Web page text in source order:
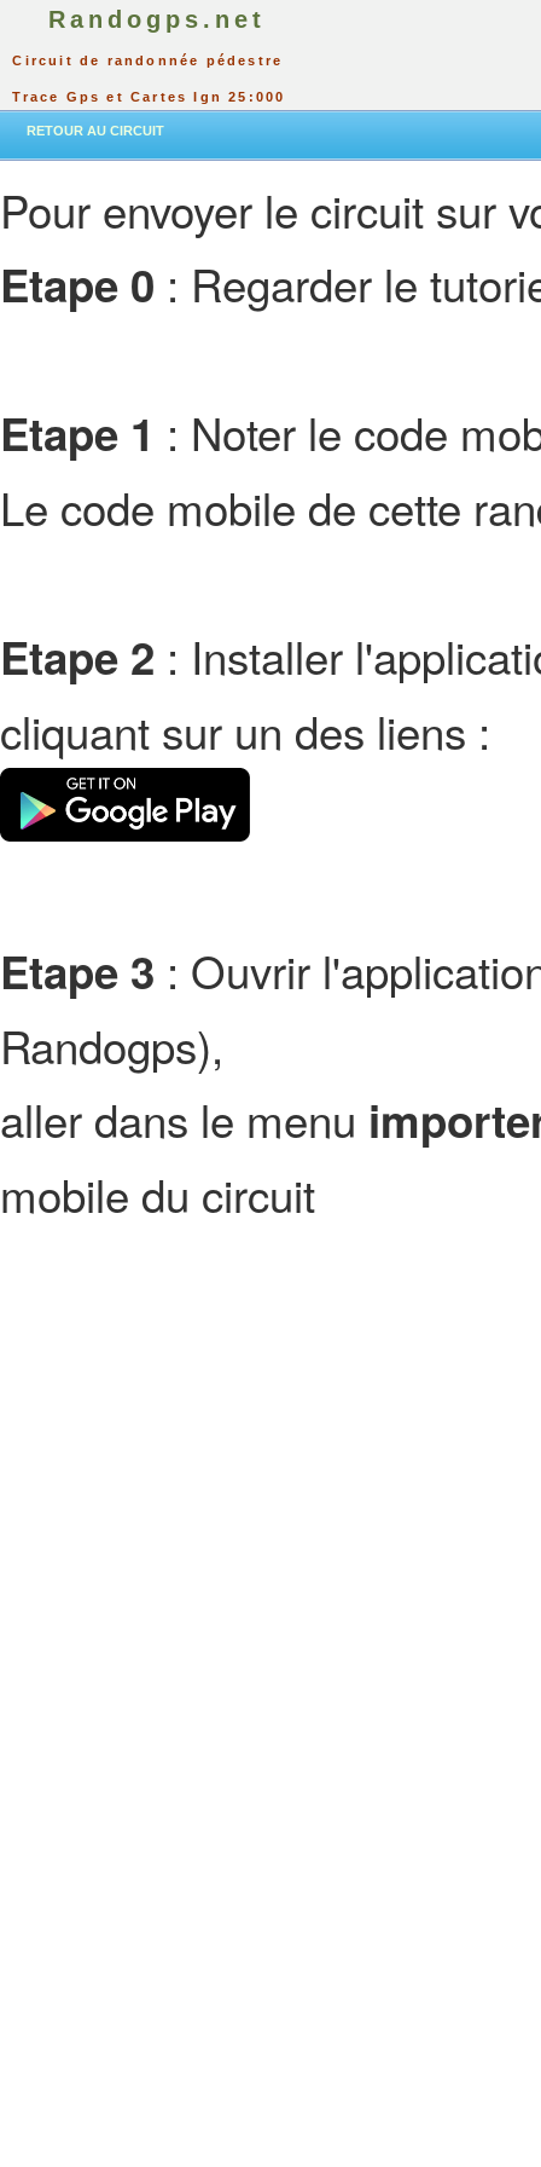
Randogps.net
Circuit de randonnée pédestre
Trace Gps et Cartes Ign 25:000
RETOUR AU CIRCUIT
Pour envoyer le circuit sur
Etape 0 : Regarder le
Etape 1 : Noter le code
Le code mobile de cette
Etape 2 : Installer
cliquant sur un des liens :
Etape 3 : Ouvrir
Randogps),
aller dans le menu
mobile du circuit